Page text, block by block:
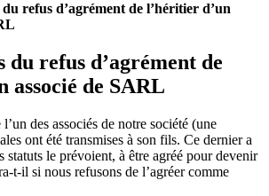
du refus d’agrément de l’héritier d’un
du refus d’agrément de
associé de SARL
des associés de notre société (une
ont été transmises à son fils. Ce dernier a
statuts le prévoient, à être agréé pour devenir
t-il si nous refusons de l’agréer comme